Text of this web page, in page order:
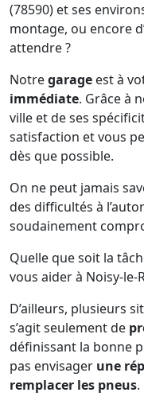
(78590) et ses
montage, ou encore
attendre ?
Notregarage est à
immédiate. Grâce à
ville et de ses
satisfaction et vous
dès que possible.
On ne peut jamais
des difficultés à
soudainement
Quelle que soit la
vous aider à Noisy-le-
D’ailleurs, plusieurs
s’agit seulement de
définissant la bonne
pas envisager une
remplacer les pneus.